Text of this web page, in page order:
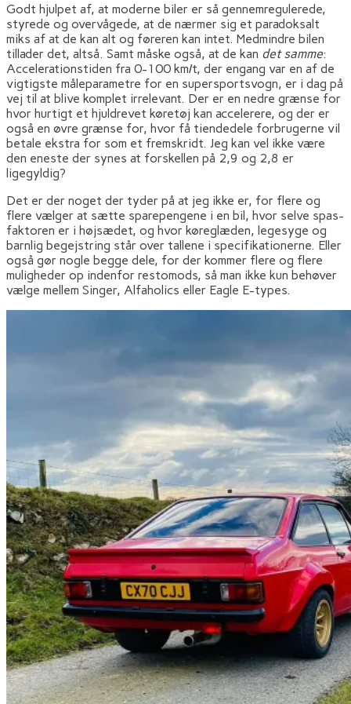
Godt hjulpet af, at moderne biler er så gennemregulerede,
styrede og overvågede, at de nærmer sig et paradoksalt
miks af at de kan alt og føreren kan intet. Medmindre bilen
tillader det, altså. Samt måske også, at de kan det samme:
Accelerationstiden fra 0-100 km/t, der engang var en af de
vigtigste måleparametre for en supersportsvogn, er i dag på
vej til at blive komplet irrelevant. Der er en nedre grænse for
hvor hurtigt et hjuldrevet køretøj kan accelerere, og der er
også en øvre grænse for, hvor få tiendedele forbrugerne vil
betale ekstra for som et fremskridt. Jeg kan vel ikke være
den eneste der synes at forskellen på 2,9 og 2,8 er
ligegyldig?
Det er der noget der tyder på at jeg ikke er, for flere og
flere vælger at sætte sparepengene i en bil, hvor selve spas-
faktoren er i højsædet, og hvor køreglæden, legesyge og
barnlig begejstring står over tallene i specifikationerne. Eller
også gør nogle begge dele, for der kommer flere og flere
muligheder op indenfor restomods, så man ikke kun behøver
vælge mellem Singer, Alfaholics eller Eagle E-types.